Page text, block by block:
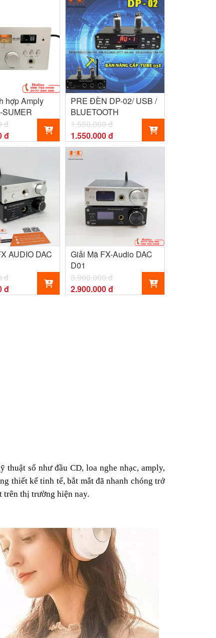
hợp Amply
SUMER
đ
đ
PRE ĐÈN DP-02/ USB /
BLUETOOTH
1.550.000 đ
1.550.000 đ
AUDIO DAC
đ
đ
Giải Mã FX-Audio DAC
D01
3.900.000 đ
2.900.000 đ
số như đầu CD, loa nghe nhạc, amply,
thiết kế tinh tế, bắt mắt đã nhanh chóng trở
trên thị trường hiện nay.